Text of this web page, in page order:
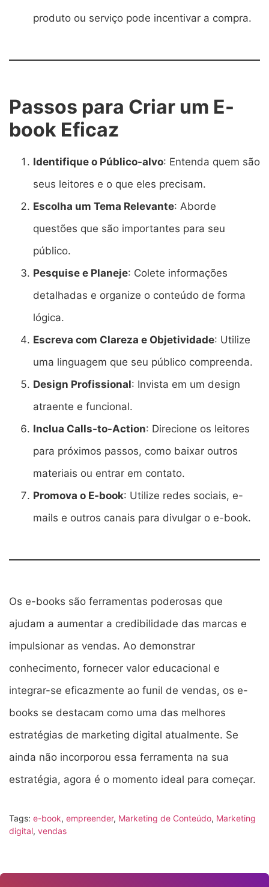
produto ou serviço pode incentivar a compra.
Passos para Criar um E-
book Eficaz
Identifique o Público-alvo: Entenda quem são
seus leitores e o que eles precisam.
Escolha um Tema Relevante: Aborde
questões que são importantes para seu
público.
Pesquise e Planeje: Colete informações
detalhadas e organize o conteúdo de forma
lógica.
Escreva com Clareza e Objetividade: Utilize
uma linguagem que seu público compreenda.
Design Profissional: Invista em um design
atraente e funcional.
Inclua Calls-to-Action: Direcione os leitores
para próximos passos, como baixar outros
materiais ou entrar em contato.
Promova o E-book: Utilize redes sociais, e-
mails e outros canais para divulgar o e-book.
Os e-books são ferramentas poderosas que
ajudam a aumentar a credibilidade das marcas e
impulsionar as vendas. Ao demonstrar
conhecimento, fornecer valor educacional e
integrar-se eficazmente ao funil de vendas, os e-
books se destacam como uma das melhores
estratégias de marketing digital atualmente. Se
ainda não incorporou essa ferramenta na sua
estratégia, agora é o momento ideal para começar.
Tags: e-book, empreender, Marketing de Conteúdo, Marketing
digital, vendas